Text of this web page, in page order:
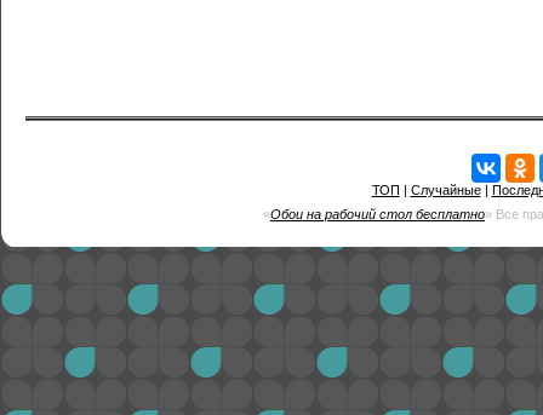
ТОП | Случайные|
«Обои на рабочий стол бесплатно» Все